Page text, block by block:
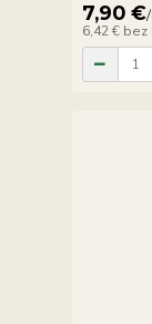
7,90 €/
6,42 € bez